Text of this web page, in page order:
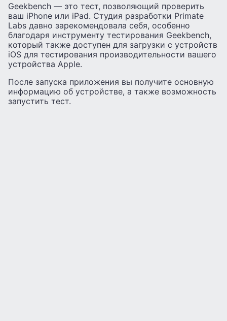
Geekbench — это тест, позволяющий проверить
ваш iPhone или iPad. Студия разработки Primate
Labs давно зарекомендовала себя, особенно
благодаря инструменту тестирования Geekbench,
который также доступен для загрузки с устройств
iOS для тестирования производительности вашего
устройства Apple.
После запуска приложения вы получите основную
информацию об устройстве, а также возможность
запустить тест.